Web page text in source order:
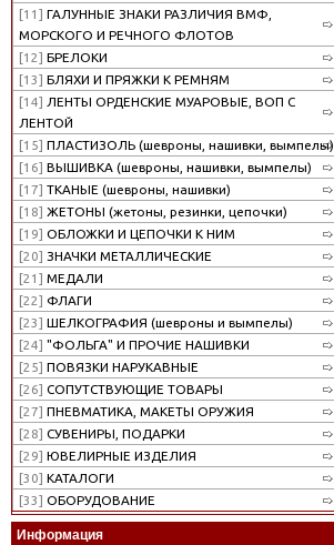
[11] ГАЛУННЫЕ ЗНАКИ РАЗЛИЧИЯ ВМФ,
МОРСКОГО И РЕЧНОГО ФЛОТОВ
[12] БРЕЛОКИ
[13] БЛЯХИ И ПРЯЖКИ К РЕМНЯМ
[14] ЛЕНТЫ ОРДЕНСКИЕ МУАРОВЫЕ, ВОП С
ЛЕНТОЙ
[15] ПЛАСТИЗОЛЬ (шевроны, нашивки, вымпелы)
[16] ВЫШИВКА (шевроны, нашивки, вымпелы)
[17] ТКАНЫЕ (шевроны, нашивки)
[18] ЖЕТОНЫ (жетоны, резинки, цепочки)
[19] ОБЛОЖКИ И ЦЕПОЧКИ К НИМ
[20] ЗНАЧКИ МЕТАЛЛИЧЕСКИЕ
[21] МЕДАЛИ
[22] ФЛАГИ
[23] ШЕЛКОГРАФИЯ (шевроны и вымпелы)
[24] "ФОЛЬГА" И ПРОЧИЕ НАШИВКИ
[25] ПОВЯЗКИ НАРУКАВНЫЕ
[26] СОПУТСТВУЮЩИЕ ТОВАРЫ
[27] ПНЕВМАТИКА, МАКЕТЫ ОРУЖИЯ
[28] СУВЕНИРЫ, ПОДАРКИ
[29] ЮВЕЛИРНЫЕ ИЗДЕЛИЯ
[30] КАТАЛОГИ
[33] ОБОРУДОВАНИЕ
Информация